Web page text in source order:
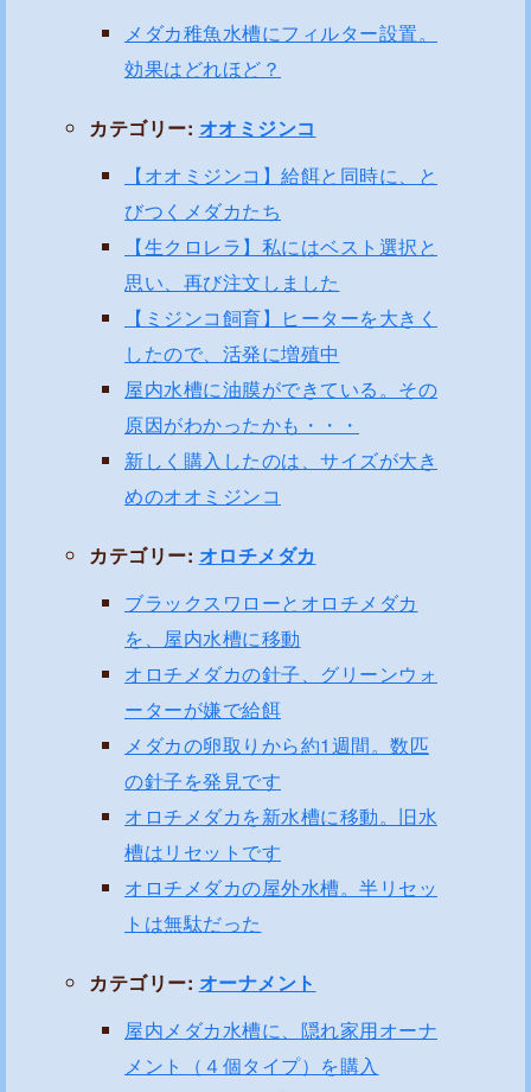
メダカ稚魚水槽にフィルター設置。
効果はどれほど？
カテゴリー: オオミジンコ
【オオミジンコ】給餌と同時に、と
びつくメダカたち
【生クロレラ】私にはベスト選択と
思い、再び注文しました
【ミジンコ飼育】ヒーターを大きく
したので、活発に増殖中
屋内水槽に油膜ができている。その
原因がわかったかも・・・
新しく購入したのは、サイズが大き
めのオオミジンコ
カテゴリー: オロチメダカ
ブラックスワローとオロチメダカ
を、屋内水槽に移動
オロチメダカの針子、グリーンウォ
ーターが嫌で給餌
メダカの卵取りから約1週間。数匹
の針子を発見です
オロチメダカを新水槽に移動。旧水
槽はリセットです
オロチメダカの屋外水槽。半リセッ
トは無駄だった
カテゴリー: オーナメント
屋内メダカ水槽に、隠れ家用オーナ
メント（４個タイプ）を購入